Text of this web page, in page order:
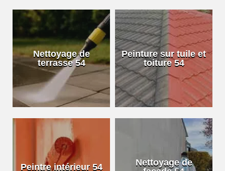
Nettoyage de
terrasse 54
Peinture sur tuile et
toiture 54
Peintre intérieur 54
Nettoyage de